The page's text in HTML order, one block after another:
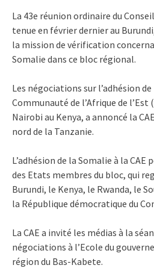
La 43e réunion ordinaire du
tenue en février dernier au
la mission de vérification
Somalie dans ce bloc régional.
Les négociations sur l’adhésion
Communauté de l’Afrique de
Nairobi au Kenya, a annoncé la
nord de la Tanzanie.
L’adhésion de la Somalie à la
des Etats membres du bloc, qui
Burundi, le Kenya, le Rwanda, le
la République démocratique du
La CAE a invité les médias à la
négociations à l’Ecole du
région du Bas-Kabete.